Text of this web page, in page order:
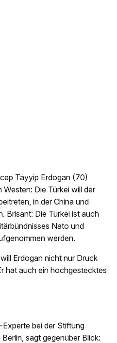
Tayyip Erdogan (70)
Die Türkei will der
in der China und
Brisant: Die Türkei ist auch
Nato und
werden.
Erdogan nicht nur Druck
hat auch ein hochgestecktes
bei der Stiftung
sagt gegenüber Blick: